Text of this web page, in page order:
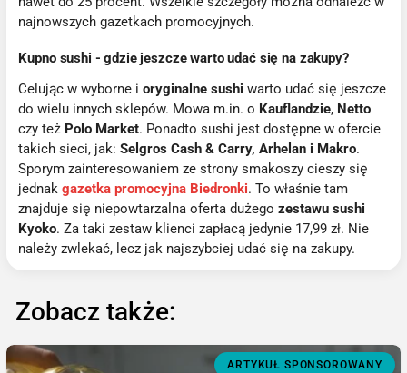
najnowszych gazetkach promocyjnych.
Kupno sushi - gdzie jeszcze warto udać się na zakupy?
Celując w wyborne ioryginalne sushiwarto udać się jeszcze
do wielu innych sklepów. Mowa m.in. o Kauflandzie, Netto
czy też Polo Market. Ponadto sushi jest dostępne w ofercie
takich sieci, jak:Selgros Cash & Carry, Arhelan i Makro.
Sporym zainteresowaniem ze strony smakoszy cieszy się
jednakgazetka promocyjna Biedronki. To właśnie tam
znajduje się niepowtarzalna oferta dużego zestawu sushi
Kyoko. Za taki zestaw klienci zapłacą jedynie 17,99 zł. Nie
należy zwlekać, lecz jak najszybciej udać się na zakupy.
Zobacz także:
ARTYKUŁ SPONSOROWANY